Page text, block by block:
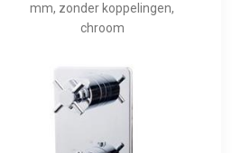
mm, zonder koppelingen,
chroom